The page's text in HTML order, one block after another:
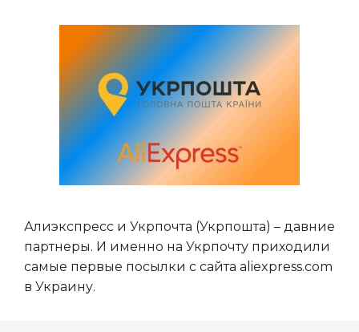
Алиэкспресс и Укрпочта (Укрпошта) – давние
партнеры. И именно на Укрпочту приходили
самые первые посылки с сайта aliexpress.com
в Украину.